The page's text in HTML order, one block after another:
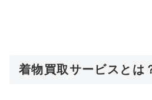
着物買取サービスとは